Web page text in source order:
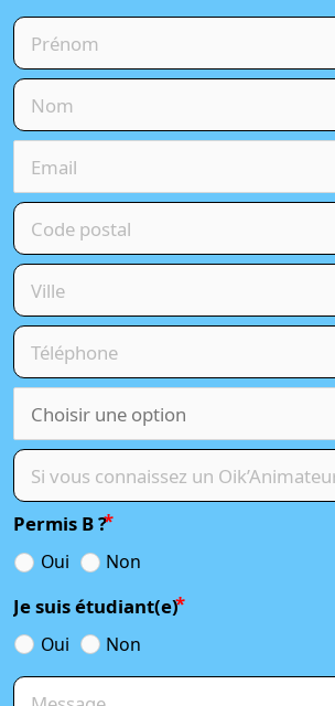
Permis B ?
Oui Non
Je suis étudiant(e)
Oui Non